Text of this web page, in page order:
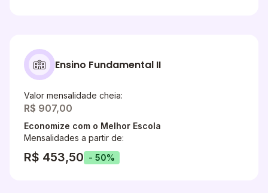
Ensino Fundamental II
Valor mensalidade cheia:
R$ 907,00
Economize com o Melhor Escola
Mensalidades a partir de:
R$ 453,50 - 50%